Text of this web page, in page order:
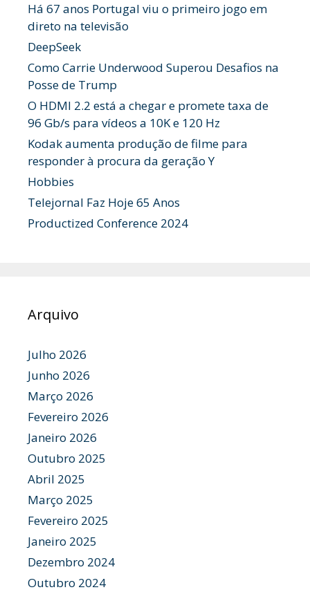
Há 67 anos Portugal viu o primeiro jogo em
direto na televisão
DeepSeek
Como Carrie Underwood Superou Desafios na
Posse de Trump
O HDMI 2.2 está a chegar e promete taxa de
96 Gb/s para vídeos a 10K e 120 Hz
Kodak aumenta produção de filme para
responder à procura da geração Y
Hobbies
Telejornal Faz Hoje 65 Anos
Productized Conference 2024
Arquivo
Julho 2026
Junho 2026
Março 2026
Fevereiro 2026
Janeiro 2026
Outubro 2025
Abril 2025
Março 2025
Fevereiro 2025
Janeiro 2025
Dezembro 2024
Outubro 2024